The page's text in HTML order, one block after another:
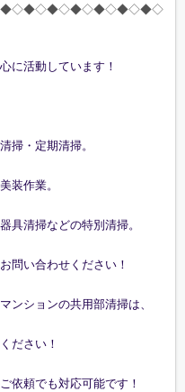
に活動しています！
掃・定期清掃。
装作業。
具清掃などの特別清掃。
問い合わせください！
ンションの共用部清掃は、
ださい！
依頼でも対応可能です！